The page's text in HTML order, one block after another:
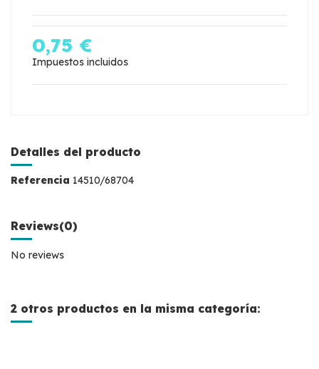
0,75 €
Impuestos incluidos
Detalles del producto
Referencia 14510/68704
Reviews(0)
No reviews
2 otros productos en la misma categoría: